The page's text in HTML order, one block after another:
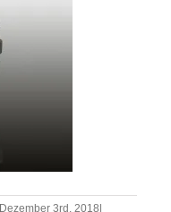
Dezember 3rd, 2018